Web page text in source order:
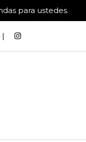
para ustedes.